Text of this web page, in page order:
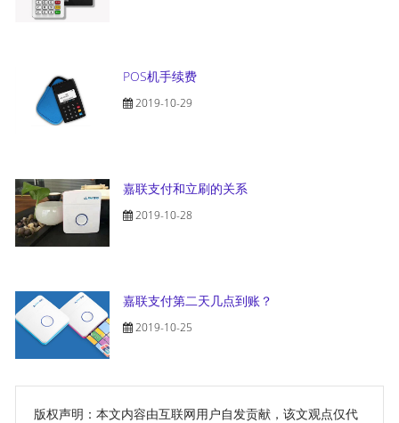
POS机手续费
2019-10-29
嘉联支付和立刷的关系
2019-10-28
嘉联支付第二天几点到账？
2019-10-25
版权声明：本文内容由互联网用户自发贡献，该文观点仅代